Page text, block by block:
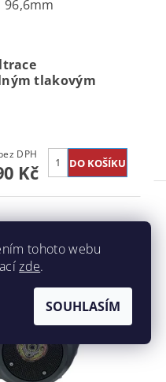
tlakovým
333,80 Kč bez DPH
Kč
tohoto webu
zde.
SOUHLASÍM